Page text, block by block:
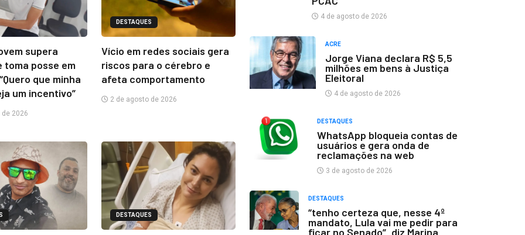
supera
toma posse em
que minha
um incentivo”
2026
DESTAQUES
Vício em redes sociais gera
riscos para o cérebro e
afeta comportamento
2 de agosto de 2026
DESTAQUES
4 de agosto de 2026
ACRE
Jorge Viana declara R$ 5,5
milhões em bens à Justiça
Eleitoral
4 de agosto de 2026
DESTAQUES
WhatsApp bloqueia contas de
usuários e gera onda de
reclamações na web
3 de agosto de 2026
DESTAQUES
“tenho certeza que, nesse 4º
mandato, Lula vai me pedir para
ficar no Senado”, diz Marina